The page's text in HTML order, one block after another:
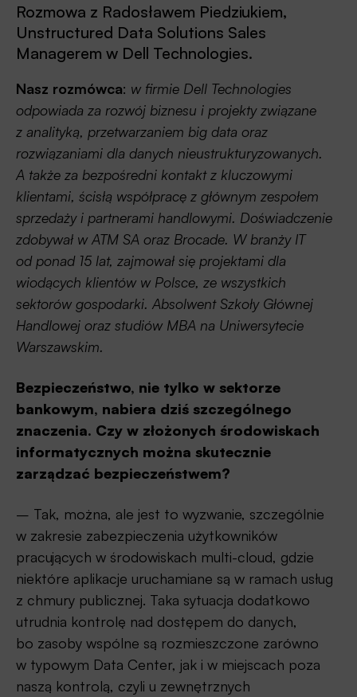
Rozmowa z Radosławem Piedziukiem,
Unstructured Data Solutions Sales
Managerem w Dell Technologies.
Nasz rozmówca: w firmie Dell Technologies
odpowiada za rozwój biznesu i projekty związane
z analityką, przetwarzaniem big data oraz
rozwiązaniami dla danych nieustrukturyzowanych.
A także za bezpośredni kontakt z kluczowymi
klientami, ścisłą współpracę z głównym zespołem
sprzedaży i partnerami handlowymi. Doświadczenie
zdobywał w ATM SA oraz Brocade. W branży IT
od ponad 15 lat, zajmował się projektami dla
wiodących klientów w Polsce, ze wszystkich
sektorów gospodarki. Absolwent Szkoły Głównej
Handlowej oraz studiów MBA na Uniwersytecie
Warszawskim.
Bezpieczeństwo, nie tylko w sektorze
bankowym, nabiera dziś szczególnego
znaczenia. Czy w złożonych środowiskach
informatycznych można skutecznie
zarządzać bezpieczeństwem?
– Tak, można, ale jest to wyzwanie, szczególnie
w zakresie zabezpieczenia użytkowników
pracujących w środowiskach multi-cloud, gdzie
niektóre aplikacje uruchamiane są w ramach usług
z chmury publicznej. Taka sytuacja dodatkowo
utrudnia kontrolę nad dostępem do danych,
bo zasoby wspólne są rozmieszczone zarówno
w typowym Data Center, jak i w miejscach poza
naszą kontrolą, czyli u zewnętrznych